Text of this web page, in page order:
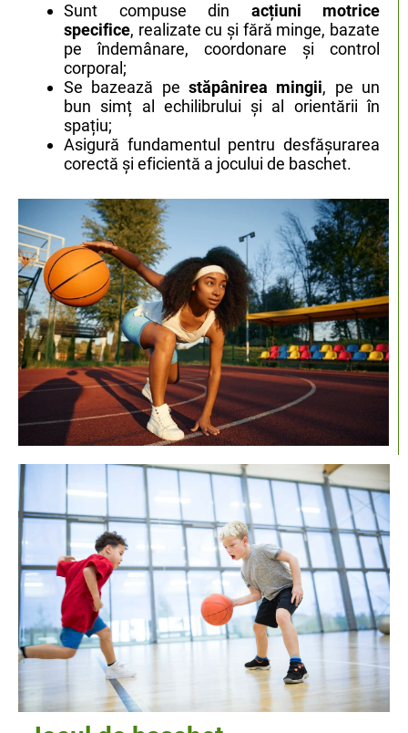
Sunt compuse din acțiuni motrice
specifice, realizate cu și fără minge, bazate
pe îndemânare, coordonare și control
corporal;
Se bazează pe stăpânirea mingii, pe un
bun simț al echilibrului și al orientării în
spațiu;
Asigură fundamentul pentru desfășurarea
corectă și eficientă a jocului de baschet.